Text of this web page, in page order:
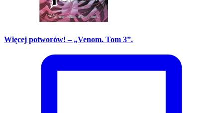
Więcej potworów! – „Venom. Tom 3”.